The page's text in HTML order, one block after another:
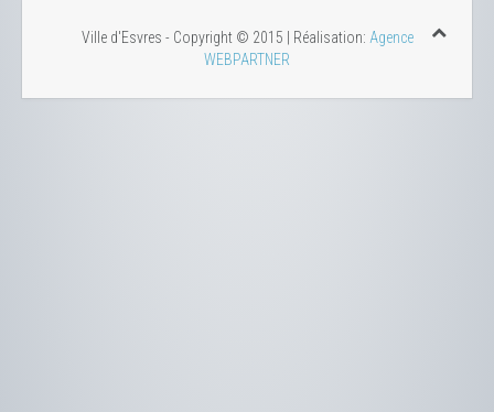
Ville d'Esvres - Copyright © 2015 | Réalisation: Agence
WEBPARTNER